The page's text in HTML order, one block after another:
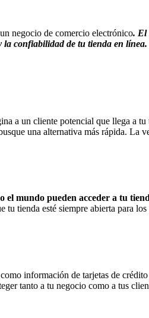
negocio de comercio electrónico. El
la confiabilidad de tu tienda en línea.
a un cliente potencial que llega a
una alternativa más rápida.
el mundo pueden acceder a tu
tienda esté siempre abierta para los
información de tarjetas de
tanto a tu negocio como a tus